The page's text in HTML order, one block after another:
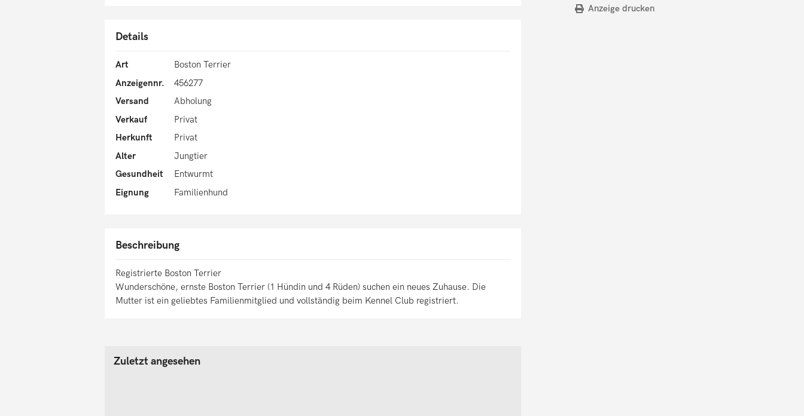
Details
Art
Boston Terrier
Anzeigennr.
456277
Versand
Abholung
Verkauf
Privat
Herkunft
Privat
Alter
Jungtier
Gesundheit
Entwurmt
Eignung
Familienhund
Beschreibung
Registrierte Boston Terrier
Wunderschöne, ernste Boston Terrier (1 Hündin und 4 Rüden) suchen ein neues Zuhause. Die
Mutter ist ein geliebtes Familienmitglied und vollständig beim Kennel Club registriert.
Anzeige drucken
Zuletzt angesehen